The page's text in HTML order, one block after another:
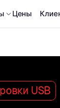
Цены
USB